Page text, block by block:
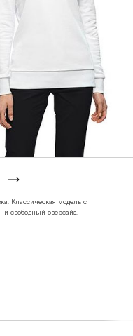
Классическая модель с
свободный оверсайз.